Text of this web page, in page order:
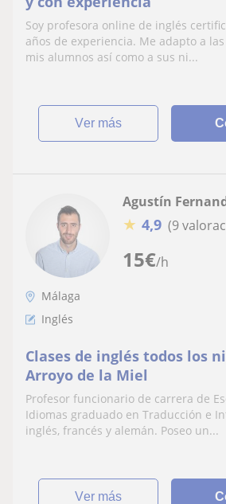
Soy profesora online de inglés
años de experiencia. Me adapto a
mis alumnos así como a sus ni...
ver más
15€/h
Agustín
★ 4,9 (9
Málaga
Inglés
Clases de inglés todos los
Arroyo de la Miel
Profesor funcionario de carrera de
Idiomas graduado en Traducción e
inglés, francés y alemán. Poseo un...
ver más